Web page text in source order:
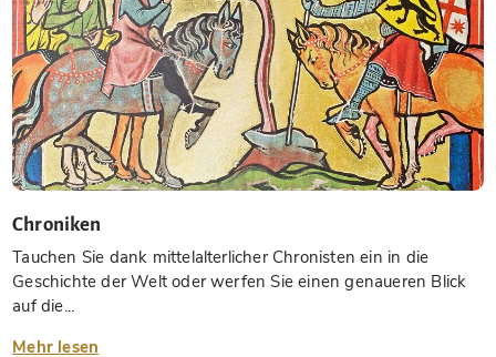
Chroniken
Tauchen Sie dank mittelalterlicher Chronisten ein in die
Geschichte der Welt oder werfen Sie einen genaueren Blick
auf die...
Mehr lesen